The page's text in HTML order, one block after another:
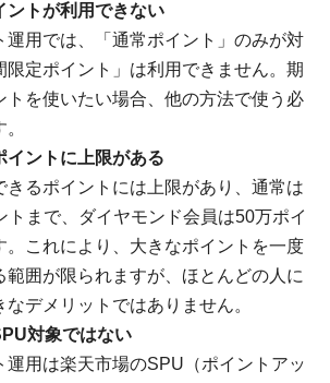
ントが利用できない
運用では、「通常ポイント」のみが対
限定ポイント」は利用できません。期
トを使いたい場合、他の方法で使う必
イントに上限がある
きるポイントには上限があり、通常は
トまで、ダイヤモンド会員は50万ポイ
。これにより、大きなポイントを一度
範囲が限られますが、ほとんどの人に
なデメリットではありません。
対象ではない
運用は楽天市場のSPU（ポイントアッ